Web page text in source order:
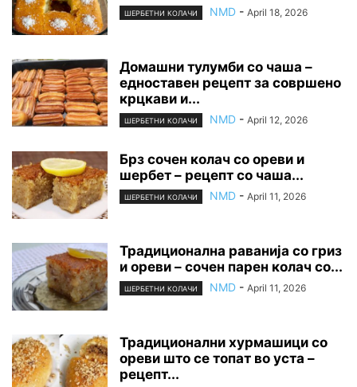
ШЕРБЕТНИ КОЛАЧИ NMD - April 18, 2026
Домашни тулумби со чаша –
едноставен рецепт за совршено
крцкави и...
ШЕРБЕТНИ КОЛАЧИ NMD - April 12, 2026
Брз сочен колач со ореви и
шербет – рецепт со чаша...
ШЕРБЕТНИ КОЛАЧИ NMD - April 11, 2026
Традиционална раванија со гриз
и ореви – сочен парен колач со...
ШЕРБЕТНИ КОЛАЧИ NMD - April 11, 2026
Традиционални хурмашици со
ореви што се топат во уста –
рецепт...